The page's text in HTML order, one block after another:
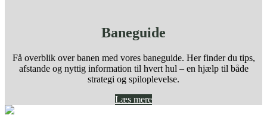
Baneguide
Få overblik over banen med vores baneguide. Her finder du tips,
afstande og nyttig information til hvert hul – en hjælp til både
strategi og spiloplevelse.
Læs mere